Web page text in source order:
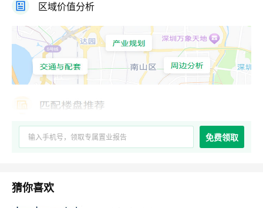
区域价值分析
免费领取
猜你喜欢